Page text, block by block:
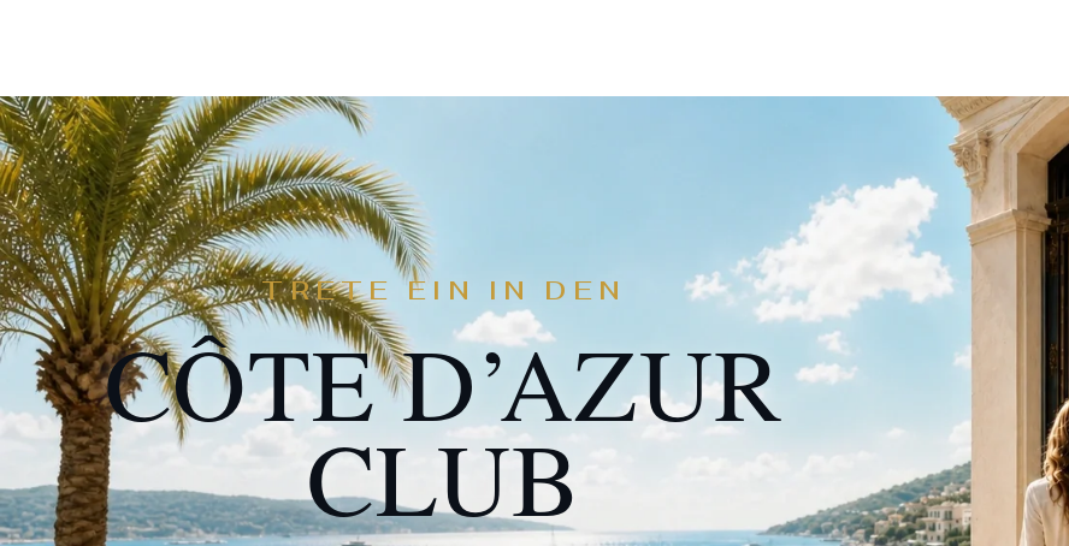
TRETE EIN IN DEN
CÔTE D’AZUR
CLUB